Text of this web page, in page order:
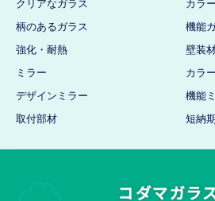
クリアなガラス
カラ
柄のあるガラス
機能
強化・耐熱
壁装
ミラー
カラ
デザインミラー
機能
取付部材
短納